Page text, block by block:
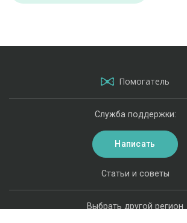
Помогатель
Выбрать другой регион
Статьи и советы
Служба поддержки:
Написать